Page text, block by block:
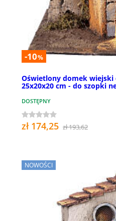
-10%
Oświetlony domek
25x20x20 cm - do szopki
DOSTĘPNY
zł 174,25 zł 193,62
NOWOŚCI